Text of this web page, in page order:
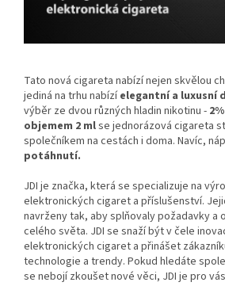
Tato nová cigareta nabízí nejen skvělou
jediná na trhu nabízíelegantní a luxusní
výběr ze dvou různých hladin nikotinu -
objemem 2 mlse jednorázová cigareta
společníkem na cestách i doma. Navíc,
potáhnutí.
JDI je značka, která se specializuje na
elektronických cigaret a příslušenství.
navrženy tak, aby splňovaly požadavky a
celého světa. JDI se snaží být v čele
elektronických cigaret a přinášet
technologie a trendy. Pokud hledáte
se nebojí zkoušet nové věci, JDI je pro